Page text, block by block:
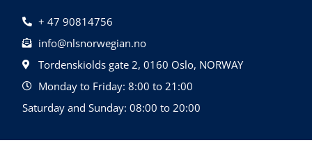
+ 47 90814756
info@nlsnorwegian.no
Tordenskiolds gate 2, 0160 Oslo, NORWAY
Monday to Friday: 8:00 to 21:00
Saturday and Sunday: 08:00 to 20:00